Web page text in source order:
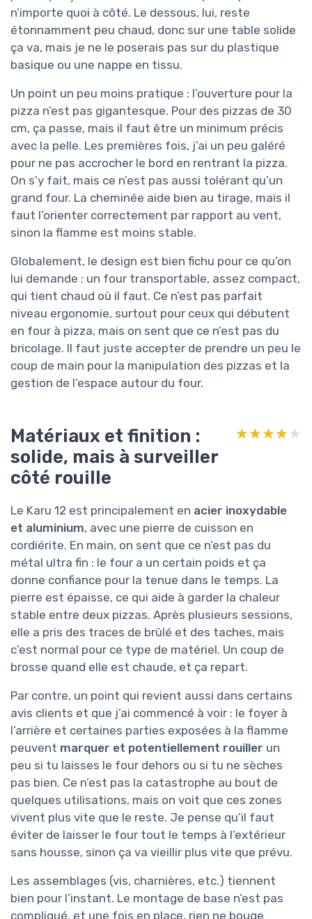
n’importe quoi à côté. Le dessous, lui, reste
étonnamment peu chaud, donc sur une table solide
ça va, mais je ne le poserais pas sur du plastique
basique ou une nappe en tissu.
Un point un peu moins pratique : l’ouverture pour la
pizza n’est pas gigantesque. Pour des pizzas de 30
cm, ça passe, mais il faut être un minimum précis
avec la pelle. Les premières fois, j’ai un peu galéré
pour ne pas accrocher le bord en rentrant la pizza.
On s’y fait, mais ce n’est pas aussi tolérant qu’un
grand four. La cheminée aide bien au tirage, mais il
faut l’orienter correctement par rapport au vent,
sinon la flamme est moins stable.
Globalement, le design est bien fichu pour ce qu’on
lui demande : un four transportable, assez compact,
qui tient chaud où il faut. Ce n’est pas parfait
niveau ergonomie, surtout pour ceux qui débutent
en four à pizza, mais on sent que ce n’est pas du
bricolage. Il faut juste accepter de prendre un peu le
coup de main pour la manipulation des pizzas et la
gestion de l’espace autour du four.
Matériaux et finition :
solide, mais à surveiller
côté rouille
★★★★★
★★★★★
Le Karu 12 est principalement en acier inoxydable
et aluminium, avec une pierre de cuisson en
cordiérite. En main, on sent que ce n’est pas du
métal ultra fin : le four a un certain poids et ça
donne confiance pour la tenue dans le temps. La
pierre est épaisse, ce qui aide à garder la chaleur
stable entre deux pizzas. Après plusieurs sessions,
elle a pris des traces de brûlé et des taches, mais
c’est normal pour ce type de matériel. Un coup de
brosse quand elle est chaude, et ça repart.
Par contre, un point qui revient aussi dans certains
avis clients et que j’ai commencé à voir : le foyer à
l’arrière et certaines parties exposées à la flamme
peuvent marquer et potentiellement rouiller un
peu si tu laisses le four dehors ou si tu ne sèches
pas bien. Ce n’est pas la catastrophe au bout de
quelques utilisations, mais on voit que ces zones
vivent plus vite que le reste. Je pense qu’il faut
éviter de laisser le four tout le temps à l’extérieur
sans housse, sinon ça va vieillir plus vite que prévu.
Les assemblages (vis, charnières, etc.) tiennent
bien pour l’instant. Le montage de base n’est pas
compliqué, et une fois en place, rien ne bouge